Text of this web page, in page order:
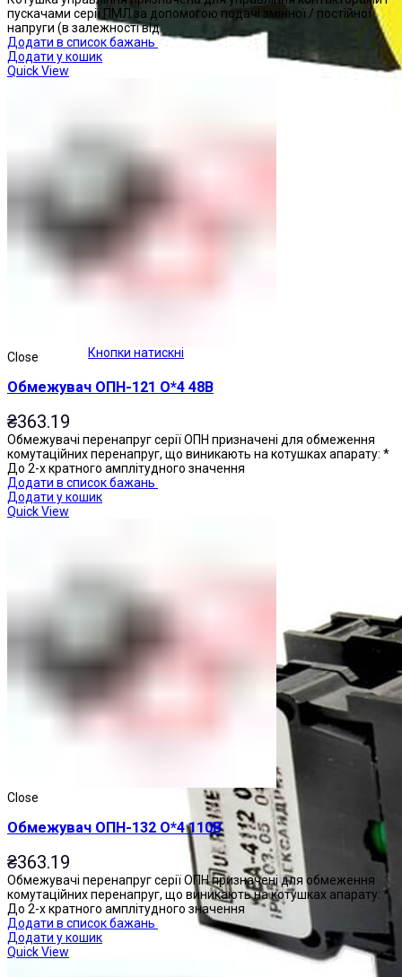
Кнопки натискні
пускачами серії ПМЛ за допомогою подачі змінної / постійної
напруги (в залежності від
Додати в список бажань
Додати у кошик
Quick View
Close
Обмежувач ОПН-121 О*4 48В
₴363.19
Обмежувачі перенапруг серії ОПН призначені для обмеження
комутаційних перенапруг, що виникають на котушках апарату: *
До 2-х кратного амплітудного значення
Додати в список бажань
Додати у кошик
Quick View
Close
Обмежувач ОПН-132 О*4 110В
₴363.19
Обмежувачі перенапруг серії ОПН призначені для обмеження
комутаційних перенапруг, що виникають на котушках апарату: *
До 2-х кратного амплітудного значення
Додати в список бажань
Додати у кошик
Quick View